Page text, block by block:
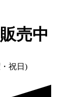
売中
祝日)